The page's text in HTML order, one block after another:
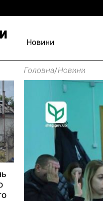
Новини
Головна/Новини